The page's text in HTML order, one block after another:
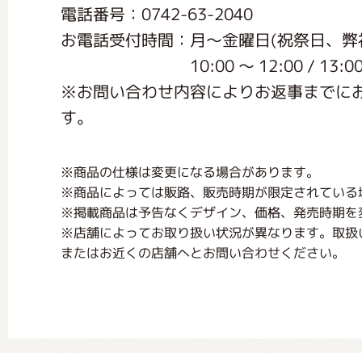
電話番号：0742-63-2040
お電話受付時間：月〜金曜日(祝祭日、
10:00 〜 12:00 / 13:00
※お問い合わせ内容によりお返事までに
す。
※商品の仕様は変更になる場合があります。
※商品によっては販路、販売時期が限定されてい
※掲載商品は予告なくデザイン、価格、発売時期
※店舗によってお取り扱い状況が異なります。取
またはお近くの店舗へとお問い合わせください。
くまのがっこう 家庭科部